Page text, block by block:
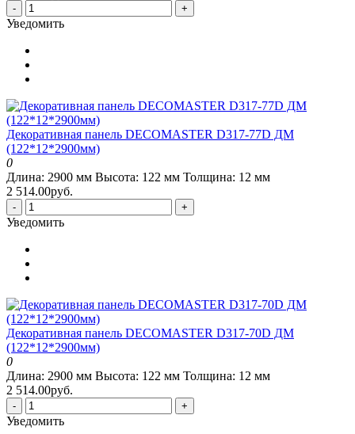
- +
Уведомить
Декоративная панель DECOMASTER D317-77D ДМ
(122*12*2900мм)
0
Длина: 2900 мм Высота: 122 мм Толщина: 12 мм
2 514.00руб.
- +
Уведомить
Декоративная панель DECOMASTER D317-70D ДМ
(122*12*2900мм)
0
Длина: 2900 мм Высота: 122 мм Толщина: 12 мм
2 514.00руб.
- +
Уведомить